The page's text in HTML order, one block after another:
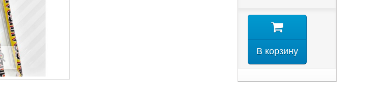
В корзину